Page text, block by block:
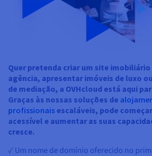
Quer pretenda criar um site imobiliário
agência, apresentar imóveis de luxo
de mediação, a OVHcloud está aqui
Graças às nossas soluções de
profissionais escaláveis, pode
acessível e aumentar as suas
cresce.
✓ Um nome de domínio oferecido no